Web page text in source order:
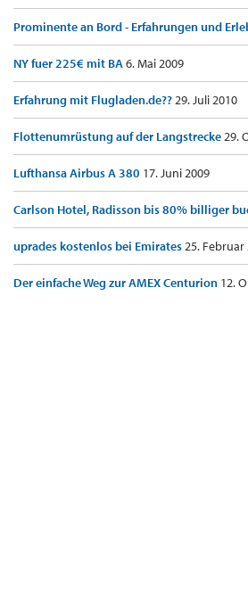
Prominente an Bord - Erfahrungen und
NY fuer 225€ mit BA6. Mai 2009
Erfahrung mit Flugladen.de??29. Juli 2010
Flottenumrüstung auf der Langstrecke29.
Lufthansa Airbus A 380 17. Juni 2009
Carlson Hotel, Radisson bis 80% billiger
uprades kostenlos bei Emirates25. Februar
Der einfache Weg zur AMEX Centurion 12.